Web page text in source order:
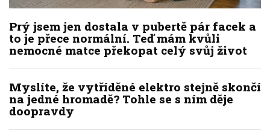
Prý jsem jen dostala v pubertě pár facek a
to je přece normální. Teď mám kvůli
nemocné matce překopat celý svůj život
Myslíte, že vytříděné elektro stejně skončí
na jedné hromadě? Tohle se s ním děje
doopravdy